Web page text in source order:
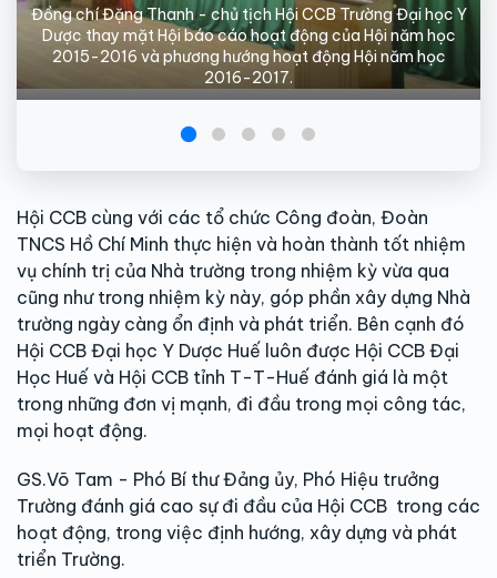
Đồng chí Đặng Thanh - chủ tịch Hội CCB Trường Đại học Y
Dược thay mặt Hội báo cáo hoạt động của Hội năm học
2015-2016 và phương hướng hoạt động Hội năm học
2016-2017.
Hội CCB cùng với các tổ chức Công đoàn, Đoàn
TNCS Hồ Chí Minh thực hiện và hoàn thành tốt nhiệm
vụ chính trị của Nhà trường trong nhiệm kỳ vừa qua
cũng như trong nhiệm kỳ này, góp phần xây dựng Nhà
trường ngày càng ổn định và phát triển. Bên cạnh đó
Hội CCB Đại học Y Dược Huế luôn được Hội CCB Đại
Học Huế và Hội CCB tỉnh T-T-Huế đánh giá là một
trong những đơn vị mạnh, đi đầu trong mọi công tác,
mọi hoạt động.
GS.Võ Tam - Phó Bí thư Đảng ủy, Phó Hiệu trưởng
Trường đánh giá cao sự đi đầu của Hội CCB trong các
hoạt động, trong việc định hướng, xây dựng và phát
triển Trường.